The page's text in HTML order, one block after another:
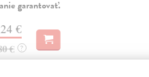
garantovať.
€
€ ?